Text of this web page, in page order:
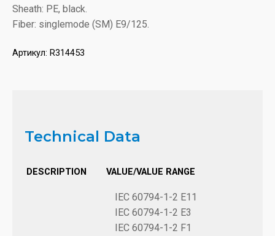
Sheath: PE, black.
Fiber: singlemode (SM) E9/125.
Артикул: R314453
Technical Data
DESCRIPTION VALUE/VALUE RANGE
IEC 60794-1-2 E11
IEC 60794-1-2 E3
IEC 60794-1-2 F1